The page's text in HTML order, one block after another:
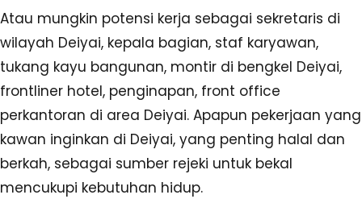
Atau mungkin potensi kerja sebagai sekretaris di
wilayah Deiyai, kepala bagian, staf karyawan,
tukang kayu bangunan, montir di bengkel Deiyai,
frontliner hotel, penginapan, front office
perkantoran di area Deiyai. Apapun pekerjaan yang
kawan inginkan di Deiyai, yang penting halal dan
berkah, sebagai sumber rejeki untuk bekal
mencukupi kebutuhan hidup.